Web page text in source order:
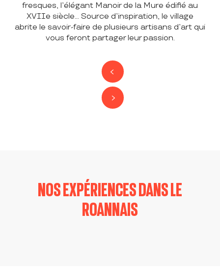
fresques, l’élégant Manoir de la Mure édifié au
XVIIe siècle… Source d’inspiration, le village
abrite le savoir-faire de plusieurs artisans d’art qui
vous feront partager leur passion.
NOS EXPÉRIENCES DANS LE
ROANNAIS
VISITE THÉATRALISÉE AU CHATEAU DE
VISITE THÉATRALISÉE AU CHATEAU DE